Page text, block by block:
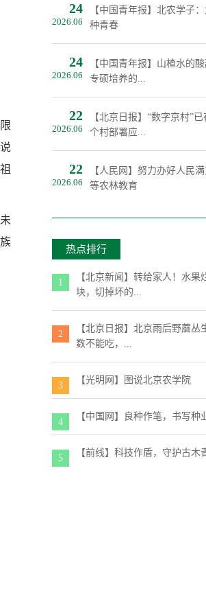
24
2026.06
【中国青年报】北农学子
种青春
24
2026.06
【中国青年报】山楂水的
专硕培养的...
22
2026.06
【北京日报】“数字京村”
个村部署应...
22
2026.06
【人民网】努力办好人民
等农林教育
热点排行
1
【北京新闻】转给家人！水果
块，切掉坏的...
2
【北京日报】北京雨后野蘑丛
数不能吃，...
3
【光明网】图说北京农学院
4
【中国网】良种作笔，书写种
5
【前线】科技作盾，守护古木